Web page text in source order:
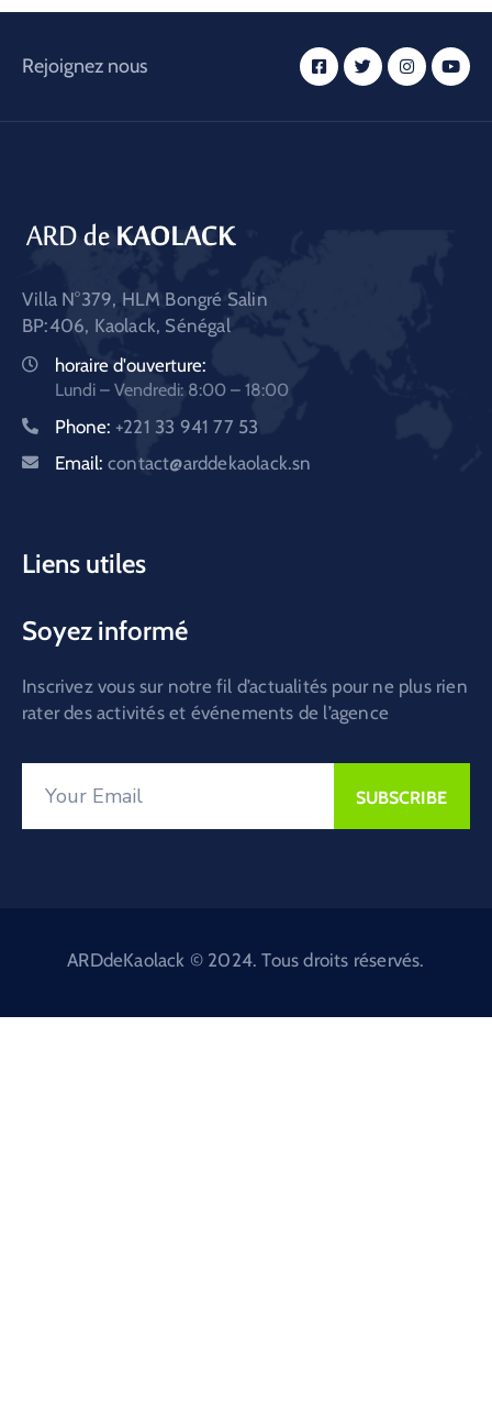
Rejoignez nous
Villa N°379, HLM Bongré Salin
BP:406, Kaolack, Sénégal
horaire d'ouverture:
Lundi – Vendredi: 8:00 – 18:00
Phone: +221 33 941 77 53
Email: contact@arddekaolack.sn
Liens utiles
Soyez informé
Inscrivez vous sur notre fil d’actualités pour ne plus rien
rater des activités et événements de l’agence
ARDdeKaolack © 2024. Tous droits réservés.